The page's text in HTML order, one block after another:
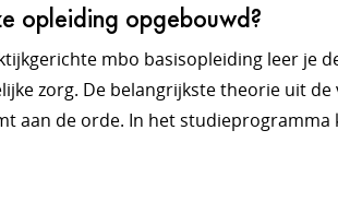
opleiding opgebouwd?
mbo basisopleiding leer je
zorg. De belangrijkste theorie uit
aan de orde. In het